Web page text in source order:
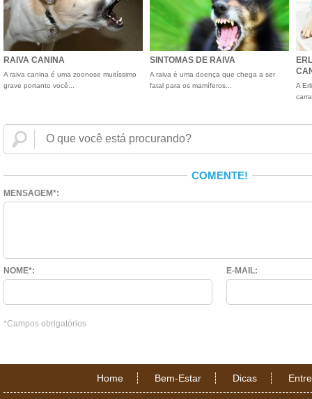
RAIVA CANINA
A raiva canina é uma zoonose muitíssimo
grave portanto você...
SINTOMAS DE RAIVA
A raiva é uma doença que chega a ser
fatal para os mamíferos...
A
COMENTE!
MENSAGEM*:
NOME*: E-MAIL:
*Campos obrigatórios
Home Bem-Estar Dicas